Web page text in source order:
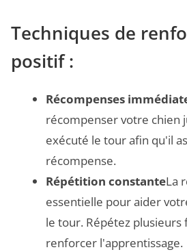
Techniques de
positif :
Récompenses
récompenser votre chien
exécuté le tour afin qu'il
récompense.
Répétition constanteLa
essentielle pour aider
le tour. Répétez plusieurs
renforcer l'apprentissage.